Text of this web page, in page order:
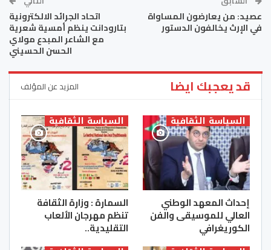
عصيد: من يعارضون المساواة
في الإرث يخالفون الدستور
اتحاد الجرائد الالكترونية
بتارودانت ينظم أمسية شعرية
مع الشاعر المبدع مولاي
الحسن الحسيني
قد يعجبك ايضا المزيد عن المؤلف
السياسة الثقافية
إحداث المعهد الوطني
العالي للموسيقى والفن
الكوريغرافي
السياسة الثقافية
السمارة : وزارة الثقافة
تنظم مهرجان الألعاب
التقليدية..